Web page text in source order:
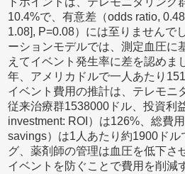
10.4%で、有意差（odds ratio,
1.08], P=0.08）には至りませんで
ーションモデルでは、測定血圧に
えてイベント発生率に差を認めま
年、アメリカドルで一人あたり
イベント費用の推計は、テレモニ
従来治療群1538000ドル、投資利
investment: ROI）は126%、総費
savings）は1人あたり約1900ドル
グ、薬剤師の管理は血圧を低下さ
イベントを防ぐことで費用を削減